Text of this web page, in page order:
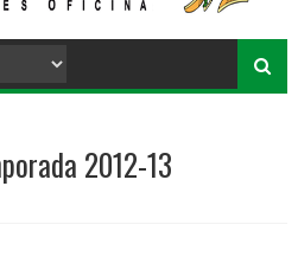
2012-13